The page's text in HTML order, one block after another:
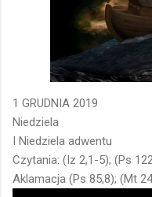
1 GRUDNIA 2019
Niedziela
I Niedziela adwentu
Czytania: (Iz 2,1-5); (Ps
Aklamacja (Ps 85,8); (Mt